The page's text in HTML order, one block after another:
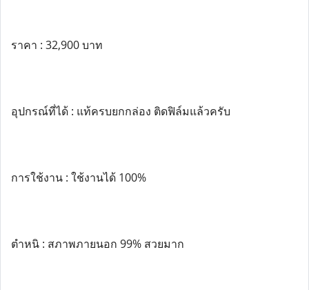
ราคา : 32,900 บาท
อุปกรณ์ที่ได้ : แท้ครบยกกล่อง ติดฟิล์มแล้วครับ
การใช้งาน : ใช้งานได้ 100%
ตำหนิ : สภาพภายนอก 99% สวยมาก